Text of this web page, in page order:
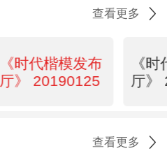
查看更多
《时代楷模发布
厅》 20190125
《
厅》
查看更多